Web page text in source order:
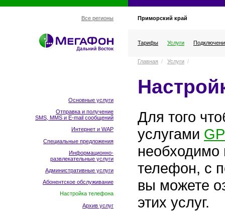
Все регионы Приморский край
Тарифы Услуги
Основные услуги
Отправка и получение
SMS, MMS и E-mail сообщений
Интернет и WAP
Специальные предложения
Информационно-
развлекательные услуги
Административные услуги
Абонентское обслуживание
Настройка телефона
Архив услуг
Главная / Услуги /
Для того
услугами
необходимо
телефон, с
вы можете
этих услуг.